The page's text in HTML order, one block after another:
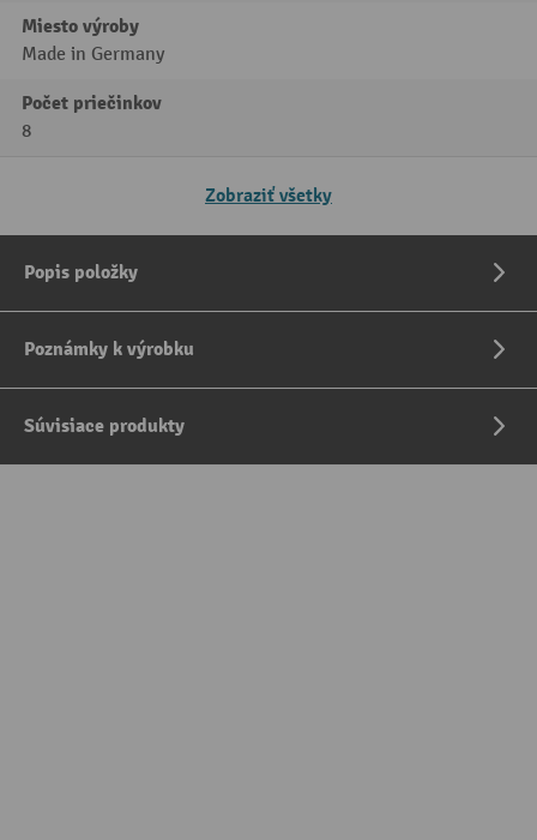
Miesto výroby
Made in Germany
Počet priečinkov
8
Zobraziť všetky
Popis položky
Poznámky k výrobku
Súvisiace produkty